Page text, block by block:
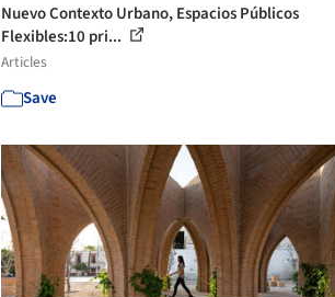
Nuevo Contexto Urbano, Espacios Públicos
Flexibles:10 pri...
Articles
Save